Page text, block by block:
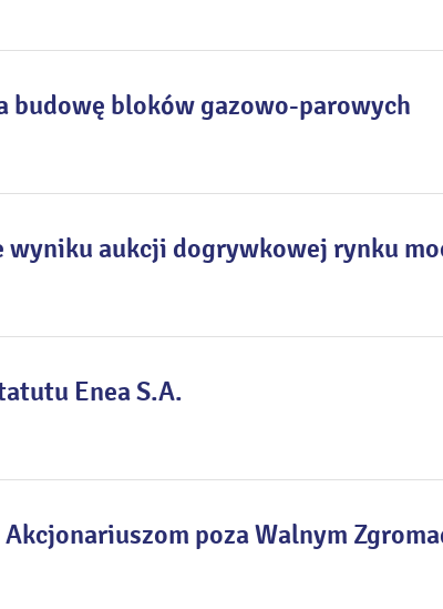
budowę bloków gazowo-parowych
wyniku aukcji dogrywkowej rynku
Enea S.A.
poza Walnym